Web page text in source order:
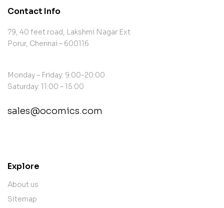
Contact Info
79, 40 feet road, Lakshmi Nagar Ext
Porur, Chennai – 600116
Monday – Friday: 9:00-20:00
Saturday: 11:00 – 15:00
sales@ocomics.com
Explore
About us
Sitemap